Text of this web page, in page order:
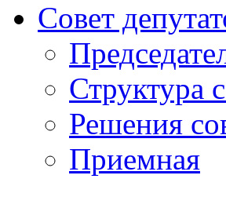
Совет
Структура
Решения
Приемная